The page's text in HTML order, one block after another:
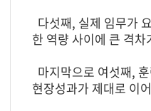
다섯째, 실제 임무가
한 역량 사이에 큰 격차
마지막으로 여섯째,
현장성과가 제대로 이